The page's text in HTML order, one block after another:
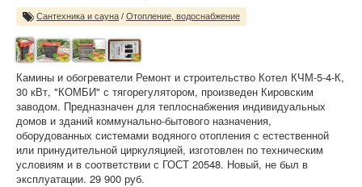
Сантехника и сауна / Отопление, водоснабжение
Камины и обогреватели Ремонт и строительство Котел КЧМ-5-4-К,
30 кВт, "КОМБИ" с тягорегулятором, произведен Кировским
заводом. Предназначен для теплоснабжения индивидуальных
домов и зданий коммунально-бытового назначения,
оборудованных системами водяного отопления с естественной
или принудительной циркуляцией, изготовлен по техническим
условиям и в соответствии с ГОСТ 20548. Новый, не был в
эксплуатации. 29 900 руб.